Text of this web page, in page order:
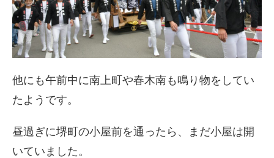
他にも午前中に南上町や春木南も鳴り物をしてい
たようです。
昼過ぎに堺町の小屋前を通ったら、まだ小屋は開
いていました。